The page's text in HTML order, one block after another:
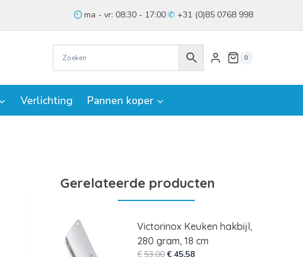
ma - vr: 08:30 - 17:00 +31 (0)85 0768 998
0
Verlichting Pannen koper
Gerelateerde producten
Victorinox Keuken hakbijl,
280 gram, 18 cm
€53,00Oorspronkelijke
€45,58Huidige